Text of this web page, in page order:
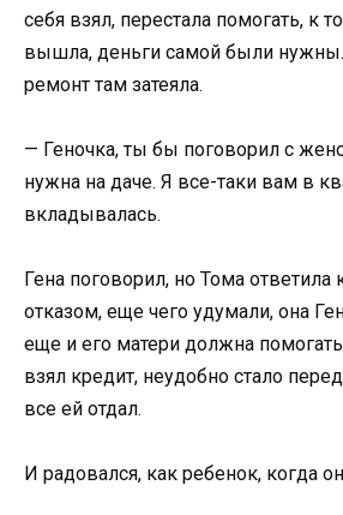
себя взял, перестала помогать, к
вышла, деньги самой были нужны.
ремонт там затеяла.
— Геночка, ты бы поговорил с
нужна на даче. Я все-таки вам в
вкладывалась.
Гена поговорил, но Тома ответила
отказом, еще чего удумали, она
еще и его матери должна
взял кредит, неудобно стало
все ей отдал.
И радовался, как ребенок, когда